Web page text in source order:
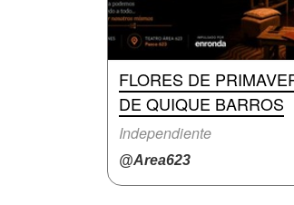
FLORES DE
DE QUIQUE BARROS
Independiente
@Area623